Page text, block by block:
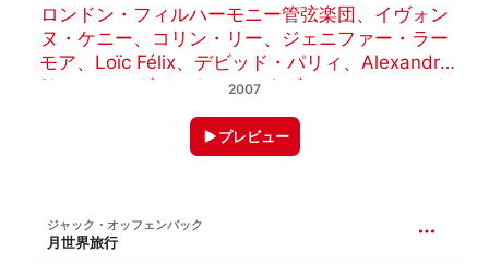
ロンドン・フィルハーモニー管弦楽団 、 イヴォン
ヌ・ケニー、 コリン・リー、 ジェニファー・ラー
モア、 Loïc Félix、 デビッド・パリィ 、 Alexandra
Sherman
ダイアナ・モンタギュー
ローラ・ク
Cassandre Berthon、エリザベス・ヴィダル
マーク・ストーン
2007
プレビュー
ジャック・オッフェンバック
月世界旅行